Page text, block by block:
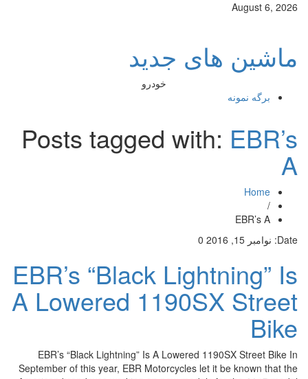
August 6, 2026
ماشین های جدید
خودرو
برگه نمونه
Posts tagged with:EBR’s
A
Home
/
EBR’s A
Date: نوامبر 15, 2016 0
EBR’s “Black Lightning” Is
A Lowered 1190SX Street
Bike
EBR’s “Black Lightning” Is A Lowered 1190SX Street Bike In
September of this year, EBR Motorcycles let it be known that the